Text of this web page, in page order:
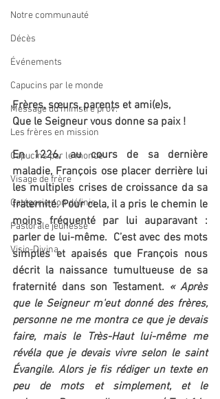
Notre communauté
Décès
Événements
Capucins par le monde
Message du ministre prov.
Les frères en mission
Capucins par le monde
Visage de frère
Catégorie non définie
Pastorale jeunesse
Visio-Divina
Frères, sœurs, parents et ami(e)s,
Que le Seigneur vous donne sa paix !
En 1226, au cours de sa dernière
maladie, François ose placer derrière lui
les multiples crises de croissance da sa
fraternité. Pour cela, il a pris le chemin le
moins fréquenté par lui auparavant :
parler de lui-même.  C’est avec des mots
simples et apaisés que François nous
décrit la naissance tumultueuse de sa
fraternité dans son Testament. « Après
que le Seigneur m'eut donné des frères,
personne ne me montra ce que je devais
faire, mais le Très-Haut lui-même me
révéla que je devais vivre selon le saint
Évangile. Alors je fis rédiger un texte en
peu de mots et simplement, et le